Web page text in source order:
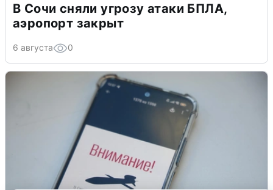
В Сочи сняли угрозу атаки БПЛА,
аэропорт закрыт
6 августа 0